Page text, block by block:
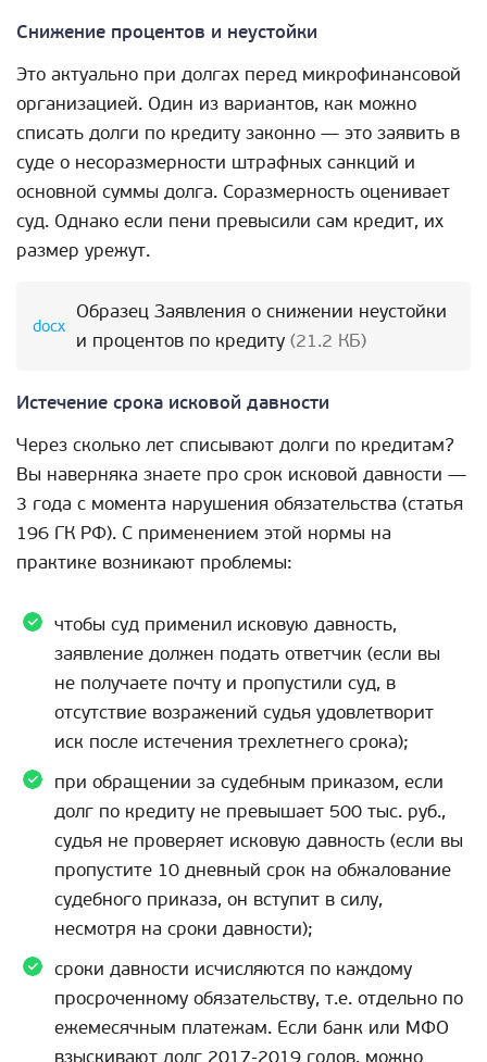
Снижение процентов и неустойки
Это актуально при долгах перед микрофинансовой
организацией. Один из вариантов, как можно
списать долги по кредиту законно — это заявить в
суде о несоразмерности штрафных санкций и
основной суммы долга. Соразмерность оценивает
суд. Однако если пени превысили сам кредит, их
размер урежут.
Образец Заявления о снижении неустойки
и процентов по кредиту (21.2 КБ)
Истечение срока исковой давности
Через сколько лет списывают долги по кредитам?
Вы наверняка знаете про срок исковой давности —
3 года с момента нарушения обязательства (статья
196 ГК РФ). С применением этой нормы на
практике возникают проблемы:
чтобы суд применил исковую давность,
заявление должен подать ответчик (если вы
не получаете почту и пропустили суд, в
отсутствие возражений судья удовлетворит
иск после истечения трехлетнего срока);
при обращении за судебным приказом, если
долг по кредиту не превышает 500 тыс. руб.,
судья не проверяет исковую давность (если вы
пропустите 10 дневный срок на обжалование
судебного приказа, он вступит в силу,
несмотря на сроки давности);
сроки давности исчисляются по каждому
просроченному обязательству, т.е. отдельно по
ежемесячным платежам. Если банк или МФО